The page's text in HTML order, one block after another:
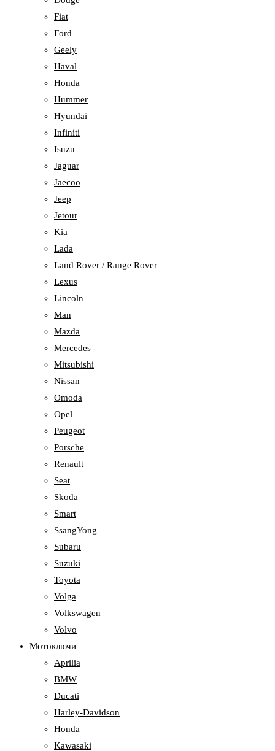
Fiat
Ford
Geely
Haval
Honda
Hummer
Hyundai
Infiniti
Isuzu
Jaguar
Jaecoo
Jeep
Jetour
Kia
Lada
Land Rover / Range Rover
Lexus
Lincoln
Man
Mazda
Mercedes
Mitsubishi
Nissan
Omoda
Opel
Peugeot
Porsche
Renault
Seat
Skoda
Smart
SsangYong
Subaru
Suzuki
Toyota
Volga
Volkswagen
Volvo
Мотоключи
Aprilia
BMW
Ducati
Harley-Davidson
Honda
Kawasaki